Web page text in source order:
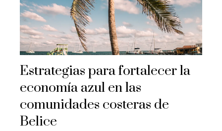
Estrategias para fortalecer la
economía azul en las
comunidades costeras de
Belice